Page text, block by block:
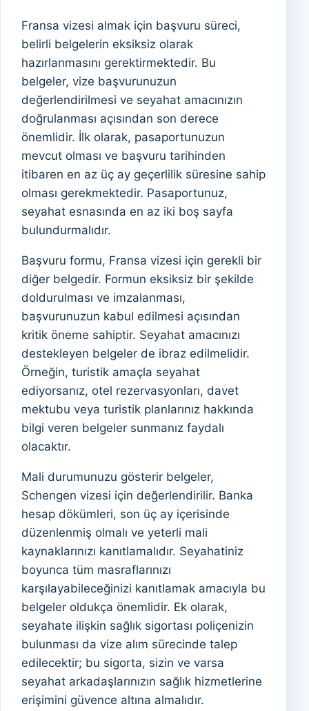
Fransa vizesi almak için başvuru süreci,
belirli belgelerin eksiksiz olarak
hazırlanmasını gerektirmektedir. Bu
belgeler, vize başvurunuzun
değerlendirilmesi ve seyahat amacınızın
doğrulanması açısından son derece
önemlidir. İlk olarak, pasaportunuzun
mevcut olması ve başvuru tarihinden
itibaren en az üç ay geçerlilik süresine sahip
olması gerekmektedir. Pasaportunuz,
seyahat esnasında en az iki boş sayfa
bulundurmalıdır.
Başvuru formu, Fransa vizesi için gerekli bir
diğer belgedir. Formun eksiksiz bir şekilde
doldurulması ve imzalanması,
başvurunuzun kabul edilmesi açısından
kritik öneme sahiptir. Seyahat amacınızı
destekleyen belgeler de ibraz edilmelidir.
Örneğin, turistik amaçla seyahat
ediyorsanız, otel rezervasyonları, davet
mektubu veya turistik planlarınız hakkında
bilgi veren belgeler sunmanız faydalı
olacaktır.
Mali durumunuzu gösterir belgeler,
Schengen vizesi için değerlendirilir. Banka
hesap dökümleri, son üç ay içerisinde
düzenlenmiş olmalı ve yeterli mali
kaynaklarınızı kanıtlamalıdır. Seyahatiniz
boyunca tüm masraflarınızı
karşılayabileceğinizi kanıtlamak amacıyla bu
belgeler oldukça önemlidir. Ek olarak,
seyahate ilişkin sağlık sigortası poliçenizin
bulunması da vize alım sürecinde talep
edilecektir; bu sigorta, sizin ve varsa
seyahat arkadaşlarınızın sağlık hizmetlerine
erişimini güvence altına almalıdır.